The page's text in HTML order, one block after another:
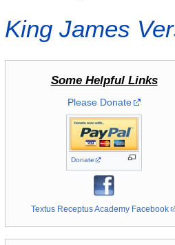
King James
Some Helpful Links
Please Donate
Donate
Textus Receptus Academy Facebook